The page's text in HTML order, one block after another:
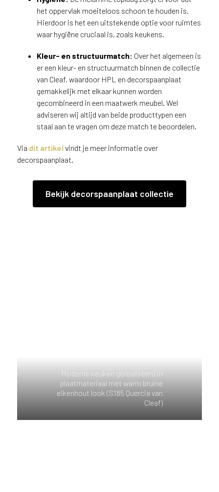
het oppervlak moeiteloos schoon te houden is.
Hierdoor is het een uitstekende optie voor ruimtes
waar hygiëne cruciaal is, zoals keukens.
Kleur- en structuurmatch: Over het algemeen is
er een kleur- en structuurmatch binnen de collectie
van Cleaf, waardoor HPL en decorspaanplaat
gemakkelijk met elkaar kunnen worden
gecombineerd in een maatwerk meubel. Wel
adviseren wij altijd van beide producttypen een
staal aan te vragen om deze match te beoordelen.
Via dit artikelvindt je meer informatie over
decorspaanplaat.
Bekijk decorspaanplaat collectie
Moderne keuken gerealiseerd in
plaatmateriaal met warm bruine
eikenhout look (S185 Quercia van
Cleaf)